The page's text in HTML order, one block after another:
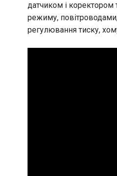
датчиком і коректором
режиму,
регулювання тиску,